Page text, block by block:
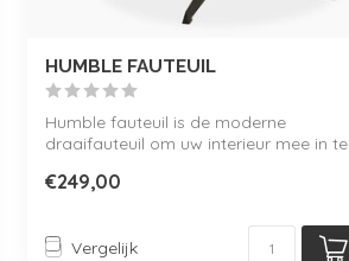
HUMBLE FAUTEUIL
Humble fauteuil is de moderne
draaifauteuil om uw interieur mee in te
€249,00
Vergelijk